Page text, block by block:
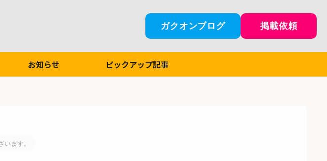
ガクオンブログ 掲載依頼
お知らせ ピックアップ記事
ます。